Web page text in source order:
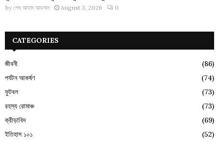
by শেখ আহাদ আহসান August 3, 2026 0
CATEGORIES
জীবনী
(86)
পর্যটন আকর্ষণ
(74)
ফুটবল
(73)
রহস্য রোমাঞ্চ
(73)
ক্রীড়াবিদ
(69)
ইতিহাস ১০১
(52)